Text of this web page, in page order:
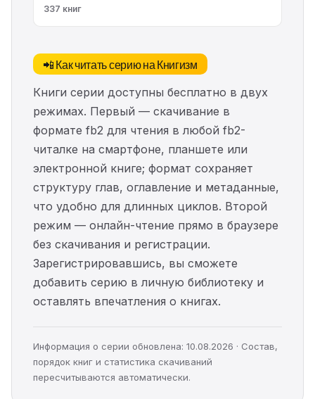
337 книг
📲 Как читать серию на Книгизм
Книги серии доступны бесплатно в двух
режимах. Первый — скачивание в
формате fb2 для чтения в любой fb2-
читалке на смартфоне, планшете или
электронной книге; формат сохраняет
структуру глав, оглавление и метаданные,
что удобно для длинных циклов. Второй
режим — онлайн-чтение прямо в браузере
без скачивания и регистрации.
Зарегистрировавшись, вы сможете
добавить серию в личную библиотеку и
оставлять впечатления о книгах.
Информация о серии обновлена: 10.08.2026 · Состав,
порядок книг и статистика скачиваний
пересчитываются автоматически.